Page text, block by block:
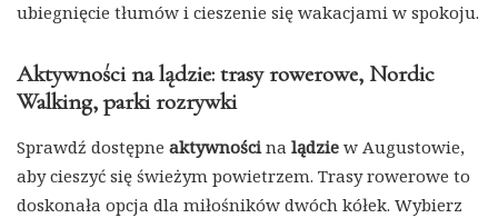
ubiegnięcie tłumów i cieszenie się wakacjami w spokoju.
Aktywności na lądzie: trasy rowerowe, Nordic
Walking, parki rozrywki
Sprawdź dostępne aktywnościna lądzie w Augustowie,
aby cieszyć się świeżym powietrzem. Trasy rowerowe to
doskonała opcja dla miłośników dwóch kółek. Wybierz